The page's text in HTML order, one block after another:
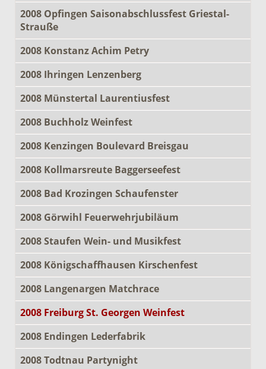
2008 Opfingen Saisonabschlussfest Griestal-
Strauße
2008 Konstanz Achim Petry
2008 Ihringen Lenzenberg
2008 Münstertal Laurentiusfest
2008 Buchholz Weinfest
2008 Kenzingen Boulevard Breisgau
2008 Kollmarsreute Baggerseefest
2008 Bad Krozingen Schaufenster
2008 Görwihl Feuerwehrjubiläum
2008 Staufen Wein- und Musikfest
2008 Königschaffhausen Kirschenfest
2008 Langenargen Matchrace
2008 Freiburg St. Georgen Weinfest
2008 Endingen Lederfabrik
2008 Todtnau Partynight